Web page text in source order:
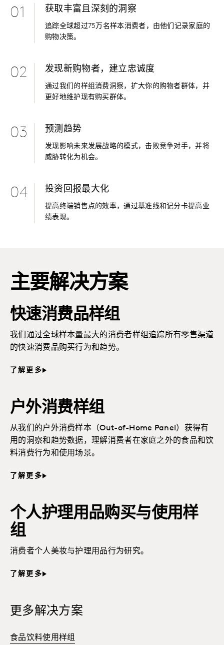
01 获取丰富且深刻的洞察
追踪全球超过75万名样本消费者，由他们记录家庭的
购物决策。
02 发现新购物者，建立忠诚度
通过我们的样组消费洞察，扩大你的购物者群体，并
更好地维护现有购买群体。
03 预测趋势
发现影响未来发展战略的模式，击败竞争对手，并将
威胁转化为机会。
04 投资回报最大化
提高终端销售点的效率，通过基准线和记分卡提高业
绩表现。
主要解决方案
快速消费品样组
我们通过全球样本量最大的消费者样组追踪所有零售渠道
的快速消费品购买行为和趋势。
了解更多
户外消费样组
从我们的户外消费样本（Out-of-Home Panel）获得有
用的洞察和趋势数据，理解消费者在家庭之外的食品和饮
料消费行为和使用场景。
了解更多
个人护理用品购买与使用样
组
消费者个人美妆与护理用品行为研究。
了解更多
更多解决方案
食品饮料使用样组